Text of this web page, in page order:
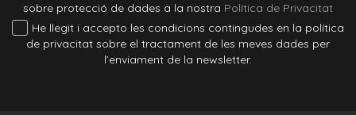
sobre protecció de dades a la nostra Política de Privacitat
He llegit i accepto les condicions contingudes en la política
de privacitat sobre el tractament de les meves dades per
l’enviament de la newsletter.